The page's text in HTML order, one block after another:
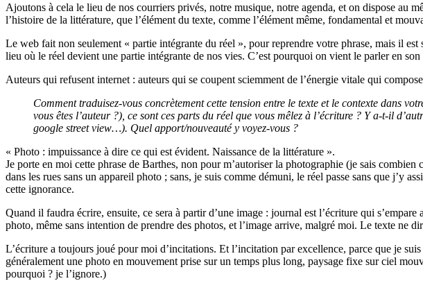
Ajoutons à cela le lieu de nos courriers privés, notre musique, notre agenda, et on dispose au
l’histoire de la littérature, que l’élément du texte, comme l’élément même, fondamental et
Le web fait non seulement « partie intégrante du réel », pour reprendre votre phrase, mais il
lieu où le réel devient une partie intégrante de nos vies. C’est pourquoi on vient le parler en
Auteurs qui refusent internet : auteurs qui se coupent sciemment de l’énergie vitale qui
Comment traduisez-vous concrètement cette tension entre le texte et le contexte dans
vous êtes l’auteur ?), ce sont ces parts du réel que vous mêlez à l’écriture ? Y a-t-il
google street view…). Quel apport/nouveauté y voyez-vous ?
« Photo : impuissance à dire ce qui est évident. Naissance de la littérature ».
Je porte en moi cette phrase de Barthes, non pour m’autoriser la photographie (je sais
dans les rues sans un appareil photo ; sans, je suis comme démuni, le réel passe sans que j’y
cette ignorance.
Quand il faudra écrire, ensuite, ce sera à partir d’une image : journal est l’écriture qui
photo, même sans intention de prendre des photos, et l’image arrive, malgré moi. Le texte ne
L’écriture a toujours joué pour moi d’incitations. Et l’incitation par excellence, parce que je
généralement une photo en mouvement prise sur un temps plus long, paysage fixe sur ciel
pourquoi ? je l’ignore.)